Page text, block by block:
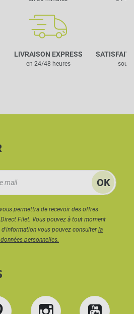
LIVRAISON EXPRESS
en 24/48 heures
SATISFAIT
sous
permettra de recevoir des offres
Filet. Vous pouvez à tout moment
d'information vous pouvez consulterla
personnelles.